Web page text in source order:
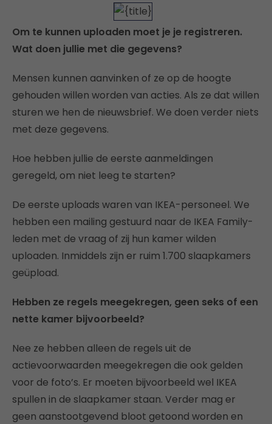
Om te kunnen uploaden moet je je registreren.
Wat doen jullie met die gegevens?
Mensen kunnen aanvinken of ze op de hoogte
gehouden willen worden van acties. Als ze dat willen
sturen we hen de nieuwsbrief. We doen verder niets
met deze gegevens.
Hoe hebben jullie de eerste aanmeldingen
geregeld, om niet leeg te starten?
De eerste uploads waren van IKEA-personeel. We
hebben een mailing gestuurd naar de IKEA Family-
leden met de vraag of zij hun kamer wilden
uploaden. Inmiddels zijn er ruim 1.700 slaapkamers
geüpload.
Hebben ze regels meegekregen, geen seks of een
nette kamer bijvoorbeeld?
Nee ze hebben alleen de regels uit de
actievoorwaarden meegekregen die ook gelden
voor de foto’s. Er moeten bijvoorbeeld wel IKEA
spullen in de slaapkamer staan. Verder mag er
geen aanstootgevend bloot getoond worden en